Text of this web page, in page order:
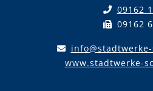
09162
09162
www.stadtwerke-